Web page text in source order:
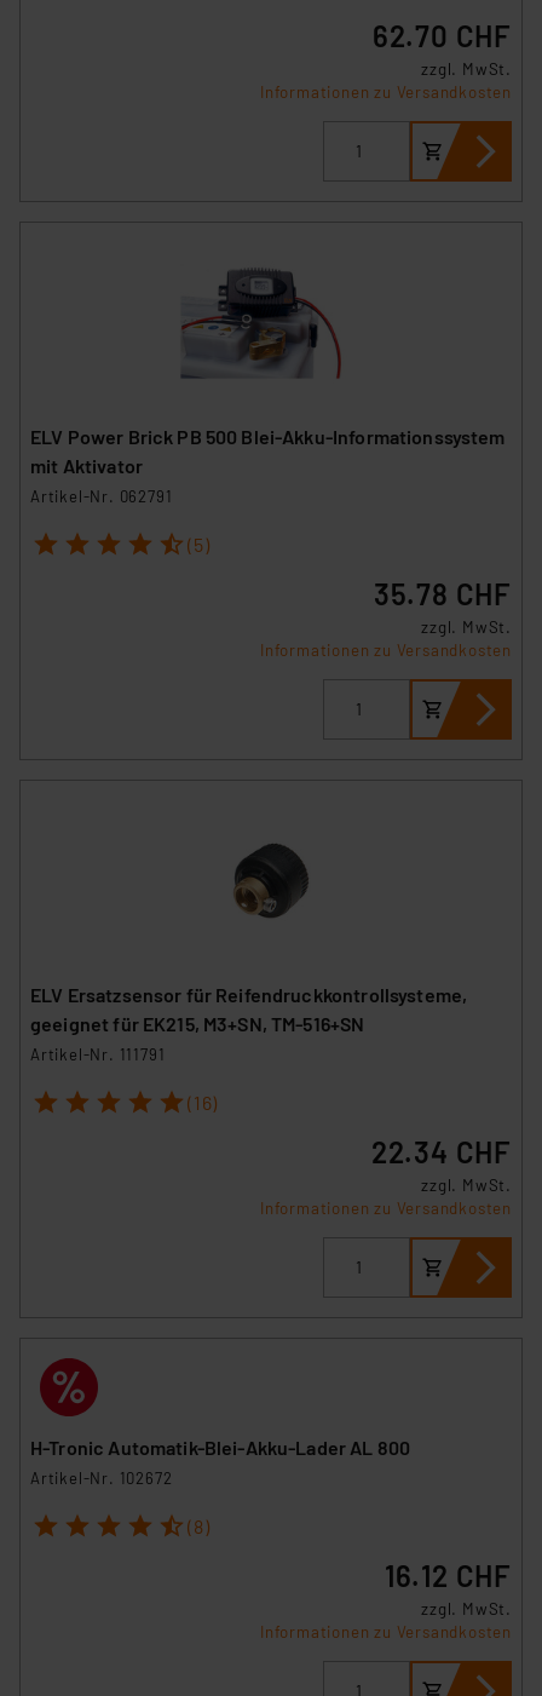
62.70 CHF
zzgl. MwSt.
Informationen zu Versandkosten
ELV Power Brick PB 500 Blei-Akku-Informationssystem
mit Aktivator
Artikel-Nr. 062791
1 2 3 4 5 (5)
35.78 CHF
zzgl. MwSt.
Informationen zu Versandkosten
ELV Ersatzsensor für Reifendruckkontrollsysteme,
geeignet für EK215, M3+SN, TM-516+SN
Artikel-Nr. 111791
1 2 3 4 5 (16)
22.34 CHF
zzgl. MwSt.
Informationen zu Versandkosten
H-Tronic Automatik-Blei-Akku-Lader AL 800
Artikel-Nr. 102672
1 2 3 4 5 (8)
16.12 CHF
zzgl. MwSt.
Informationen zu Versandkosten